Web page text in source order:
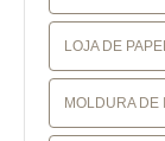
LOJA DE
MOLDURA DE